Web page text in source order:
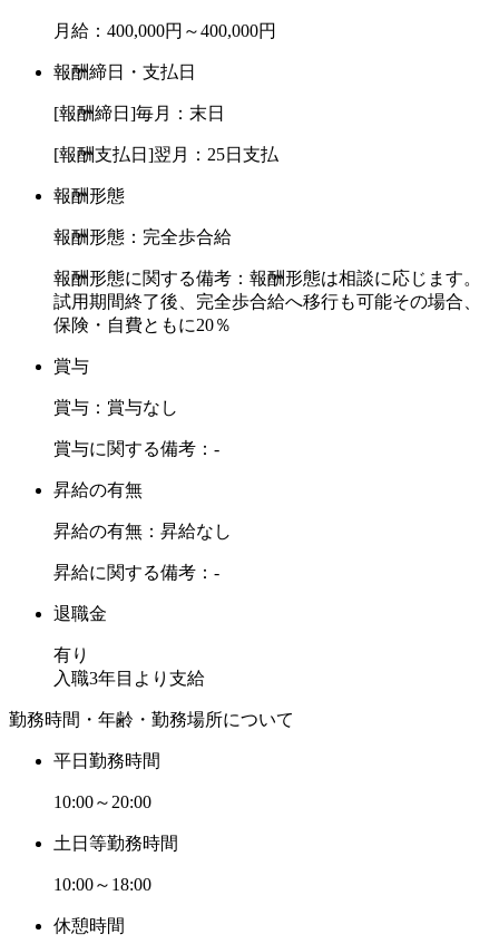
月給：400,000円～400,000円
報酬締日・支払日
[報酬締日]毎月：末日
[報酬支払日]翌月：25日支払
報酬形態
報酬形態：完全歩合給
報酬形態に関する備考：報酬形態は相談に応じます。
試用期間終了後、完全歩合給へ移行も可能その場合、
保険・自費ともに20％
賞与
賞与：賞与なし
賞与に関する備考：-
昇給の有無
昇給の有無：昇給なし
昇給に関する備考：-
退職金
有り
入職3年目より支給
勤務時間・年齢・勤務場所について
平日勤務時間
10:00～20:00
土日等勤務時間
10:00～18:00
休憩時間